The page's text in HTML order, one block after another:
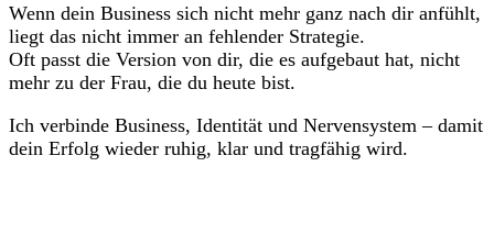
Wenn dein Business sich nicht mehr ganz nach dir anfühlt,
liegt das nicht immer an fehlender Strategie.
Oft passt die Version von dir, die es aufgebaut hat, nicht
mehr zu der Frau, die du heute bist.
Ich verbinde Business, Identität und Nervensystem – damit
dein Erfolg wieder ruhig, klar und tragfähig wird.